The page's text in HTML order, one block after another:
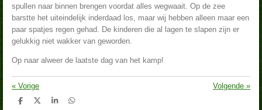
spullen naar binnen brengen voordat alles wegwaait. Op de zee
barstte het uiteindelijk inderdaad los, maar wij hebben alleen maar een
paar spatjes regen gehad. De kinderen die al lagen te slapen zijn er
gelukkig niet wakker van geworden.
Op naar alweer de laatste dag van het kamp!
« Vorige Volgende »
D
D
S
D